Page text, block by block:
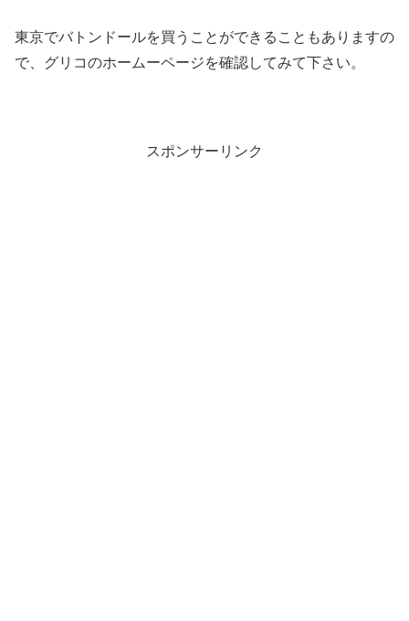
東京でバトンドールを買うことができることもありますの
で、グリコのホームーページを確認してみて下さい。
スポンサーリンク